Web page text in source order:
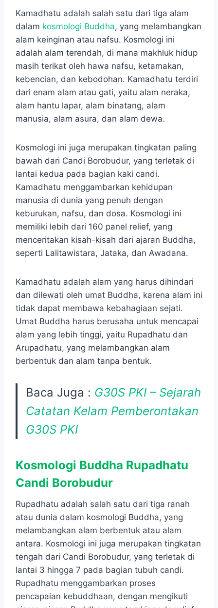
Kamadhatu adalah salah satu dari tiga alam
dalam kosmologi Buddha, yang melambangkan
alam keinginan atau nafsu. Kosmologi ini
adalah alam terendah, di mana makhluk hidup
masih terikat oleh hawa nafsu, ketamakan,
kebencian, dan kebodohan. Kamadhatu terdiri
dari enam alam atau gati, yaitu alam neraka,
alam hantu lapar, alam binatang, alam
manusia, alam asura, dan alam dewa.
Kosmologi ini juga merupakan tingkatan paling
bawah dari Candi Borobudur, yang terletak di
lantai kedua pada bagian kaki candi.
Kamadhatu menggambarkan kehidupan
manusia di dunia yang penuh dengan
keburukan, nafsu, dan dosa. Kosmologi ini
memiliki lebih dari 160 panel relief, yang
menceritakan kisah-kisah dari ajaran Buddha,
seperti Lalitawistara, Jataka, dan Awadana.
Kamadhatu adalah alam yang harus dihindari
dan dilewati oleh umat Buddha, karena alam ini
tidak dapat membawa kebahagiaan sejati.
Umat Buddha harus berusaha untuk mencapai
alam yang lebih tinggi, yaitu Rupadhatu dan
Arupadhatu, yang melambangkan alam
berbentuk dan alam tanpa bentuk.
Baca Juga : G30S PKI – Sejarah
Catatan Kelam Pemberontakan
G30S PKI
Kosmologi Buddha Rupadhatu
Candi Borobudur
Rupadhatu adalah salah satu dari tiga ranah
atau dunia dalam kosmologi Buddha, yang
melambangkan alam berbentuk atau alam
antara. Kosmologi ini juga merupakan tingkatan
tengah dari Candi Borobudur, yang terletak di
lantai 3 hingga 7 pada bagian tubuh candi.
Rupadhatu menggambarkan proses
pencapaian kebuddhaan, dengan mengikuti